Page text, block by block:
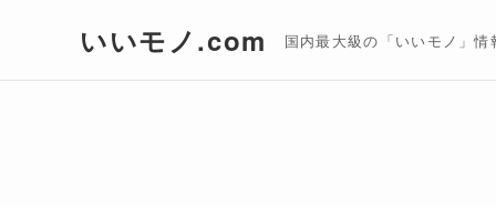
いいモノ.com 国内最大級の「いいモノ」情